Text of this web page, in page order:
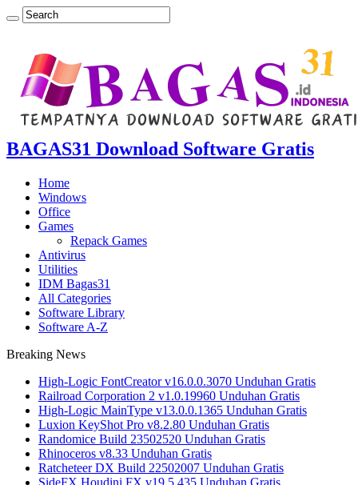
BAGAS31 Download Software Gratis
Home
Windows
Office
Games
Repack Games
Antivirus
Utilities
IDM Bagas31
All Categories
Software Library
Software A-Z
Breaking News
High-Logic FontCreator v16.0.0.3070 Unduhan Gratis
Railroad Corporation 2 v1.0.19960 Unduhan Gratis
High-Logic MainType v13.0.0.1365 Unduhan Gratis
Luxion KeyShot Pro v8.2.80 Unduhan Gratis
Randomice Build 23502520 Unduhan Gratis
Rhinoceros v8.33 Unduhan Gratis
Ratcheteer DX Build 22502007 Unduhan Gratis
SideFX Houdini FX v19.5.435 Unduhan Gratis